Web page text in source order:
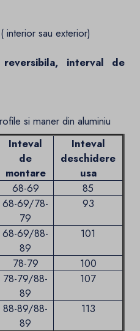
interior sau exterior)
interval de
si maner din aluminiu
Inteval
de
montare
Inteval
deschidere
usa
68-69
85
68-69/78-
79
93
68-69/88-
89
101
78-79
100
78-79/88-
89
107
88-89/88-
89
113